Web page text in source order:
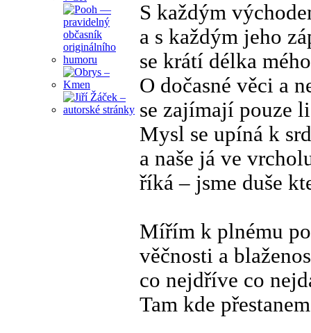
S každým
a s každým jeho
se krátí délka
O dočasné věci a
se zajímají pouze
Mysl se upíná k
a naše já ve
říká – jsme duše
Mířím k plnému
věčnosti a
co nejdříve co
Tam kde